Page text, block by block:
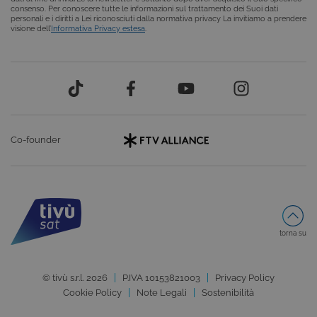
consenso. Per conoscere tutte le informazioni sul trattamento dei Suoi dati
personali e i diritti a Lei riconosciuti dalla normativa privacy La invitiamo a prendere
visione dell’Informativa Privacy estesa
Co-founder
torna su
© tivù s.r.l. 2026 P.IVA 10153821003
Privacy Policy
Cookie Policy
Note Legali Sostenibilità
utente
funzioni
Cookie di
utilizzato da